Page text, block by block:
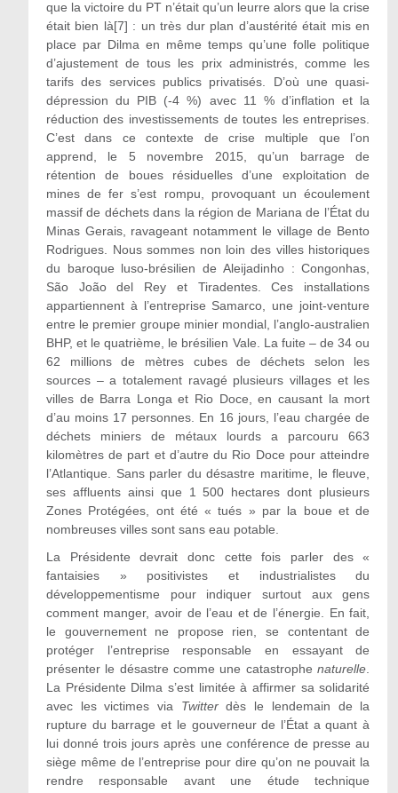
que la victoire du PT n’était qu’un leurre alors que la crise
était bien là[7] : un très dur plan d’austérité était mis en
place par Dilma en même temps qu’une folle politique
d’ajustement de tous les prix administrés, comme les
tarifs des services publics privatisés. D’où une quasi-
dépression du PIB (-4 %) avec 11 % d’inflation et la
réduction des investissements de toutes les entreprises.
C’est dans ce contexte de crise multiple que l’on
apprend, le 5 novembre 2015, qu’un barrage de
rétention de boues résiduelles d’une exploitation de
mines de fer s’est rompu, provoquant un écoulement
massif de déchets dans la région de Mariana de l’État du
Minas Gerais, ravageant notamment le village de Bento
Rodrigues. Nous sommes non loin des villes historiques
du baroque luso-brésilien de Aleijadinho : Congonhas,
São João del Rey et Tiradentes. Ces installations
appartiennent à l’entreprise Samarco, une joint-venture
entre le premier groupe minier mondial, l’anglo-australien
BHP, et le quatrième, le brésilien Vale. La fuite – de 34 ou
62 millions de mètres cubes de déchets selon les
sources – a totalement ravagé plusieurs villages et les
villes de Barra Longa et Rio Doce, en causant la mort
d’au moins 17 personnes. En 16 jours, l’eau chargée de
déchets miniers de métaux lourds a parcouru 663
kilomètres de part et d’autre du Rio Doce pour atteindre
l’Atlantique. Sans parler du désastre maritime, le fleuve,
ses affluents ainsi que 1 500 hectares dont plusieurs
Zones Protégées, ont été « tués » par la boue et de
nombreuses villes sont sans eau potable.
La Présidente devrait donc cette fois parler des «
fantaisies » positivistes et industrialistes du
développementisme pour indiquer surtout aux gens
comment manger, avoir de l’eau et de l’énergie. En fait,
le gouvernement ne propose rien, se contentant de
protéger l’entreprise responsable en essayant de
présenter le désastre comme une catastrophenaturelle
La Présidente Dilma s’est limitée à affirmer sa solidarité
avec les victimes via Twitterdès le lendemain de la
rupture du barrage et le gouverneur de l’État a quant à
lui donné trois jours après une conférence de presse au
siège même de l’entreprise pour dire qu’on ne pouvait la
rendre responsable avant une étude technique